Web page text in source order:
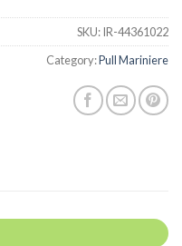
SKU:IR-44361022
Category:Pull Mariniere